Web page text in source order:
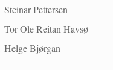
Steinar Pettersen
Tor Ole Reitan Havsø
Helge Bjørgan